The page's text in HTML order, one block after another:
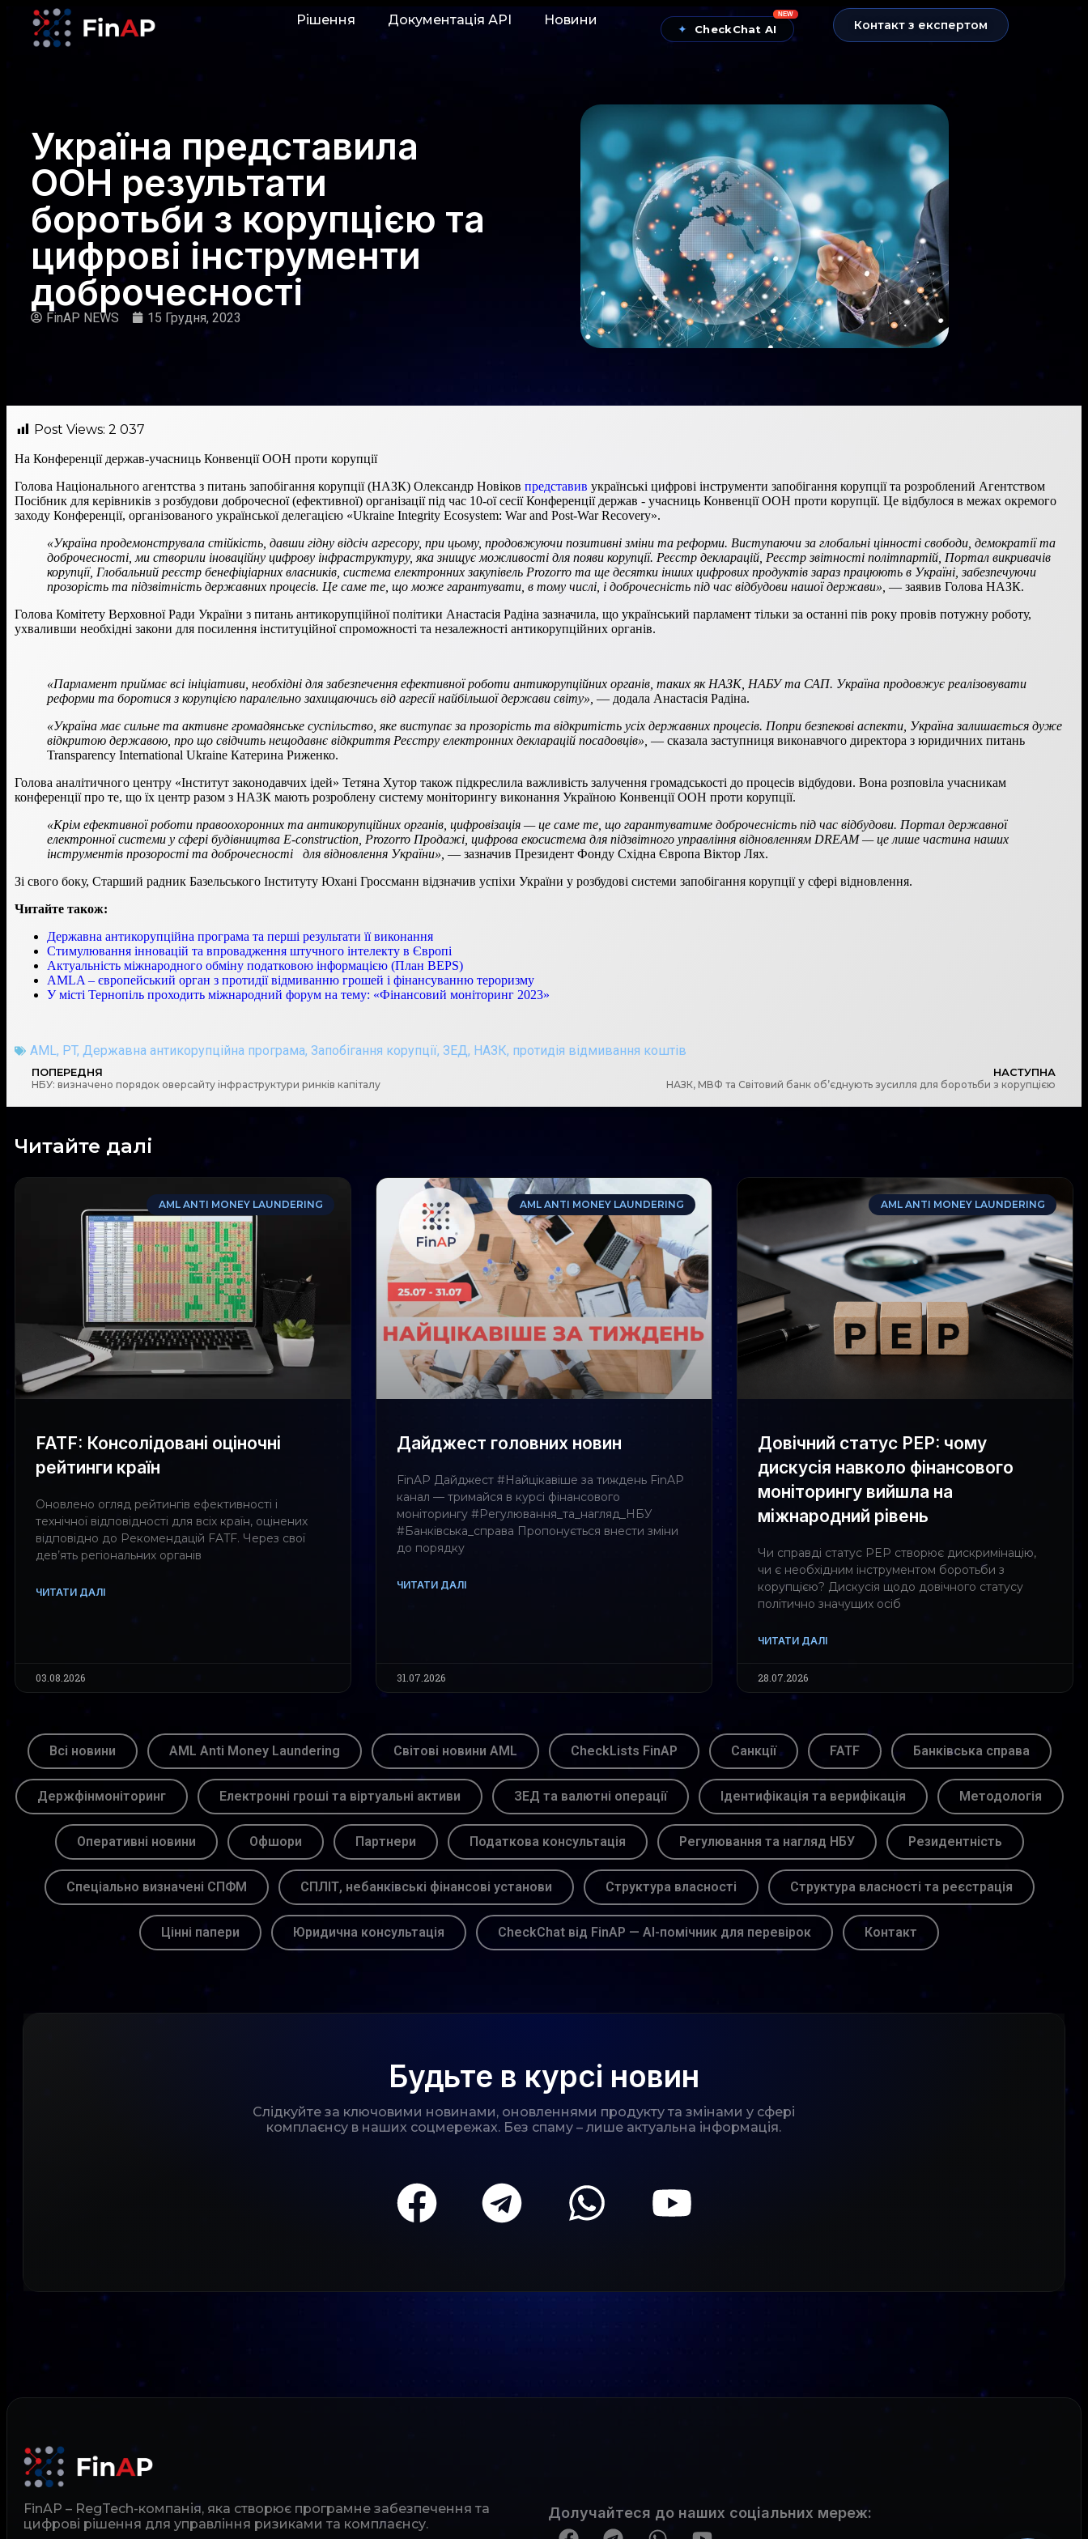
Рішення Документація АРІ Новини
✦ CheckChat AI
NEW
Контакт з експертом
Україна представила
ООН результати
боротьби з корупцією та
цифрові інструменти
доброчесності
FinAP NEWS 15 Грудня, 2023
Post Views: 2 037
На Конференції держав-учасниць Конвенції ООН проти корупції
Голова Національного агентства з питань запобігання корупції (НАЗК) Олександр Новіков представив українські цифрові інструменти запобігання корупції та розроблений Агентством
Посібник для керівників з розбудови доброчесної (ефективної) організації під час 10-ої сесії Конференції держав - учасниць Конвенції ООН проти корупції. Це відбулося в межах окремого
заходу Конференції, організованого української делегацією «Ukraine Integrity Ecosystem: War and Post-War Recovery».
«Україна продемонструвала стійкість, давши гідну відсіч агресору, при цьому, продовжуючи позитивні зміни та реформи. Виступаючи за глобальні цінності свободи, демократії та
доброчесності, ми створили іноваційну цифрову інфраструктуру, яка знищує можливості для появи корупції. Реєстр декларацій, Реєстр звітності політпартій, Портал викривачів
корупції, Глобальний реєстр бенефіціарних власників, система електронних закупівель Prozorro та ще десятки інших цифрових продуктів зараз працюють в Україні, забезпечуючи
прозорість та підзвітність державних процесів. Це саме те, що може гарантувати, в тому числі, і доброчесність під час відбудови нашої держави», — заявив Голова НАЗК.
Голова Комітету Верховної Ради України з питань антикорупційної політики Анастасія Радіна зазначила, що український парламент тільки за останні пів року провів потужну роботу,
ухваливши необхідні закони для посилення інституційної спроможності та незалежності антикорупційних органів.
«Парламент приймає всі ініціативи, необхідні для забезпечення ефективної роботи антикорупційних органів, таких як НАЗК, НАБУ та САП. Україна продовжує реалізовувати
реформи та боротися з корупцією паралельно захищаючись від агресії найбільшої держави світу», — додала Анастасія Радіна.
«Україна має сильне та активне громадянське суспільство, яке виступає за прозорість та відкритість усіх державних процесів. Попри безпекові аспекти, Україна залишається дуже
відкритою державою, про що свідчить нещодавнє відкриття Реєстру електронних декларацій посадовців», — сказала заступниця виконавчого директора з юридичних питань
Transparency International Ukraine Катерина Риженко.
Голова аналітичного центру «Інститут законодавчих ідей» Тетяна Хутор також підкреслила важливість залучення громадськості до процесів відбудови. Вона розповіла учасникам
конференції про те, що їх центр разом з НАЗК мають розроблену систему моніторингу виконання Україною Конвенції ООН проти корупції.
«Крім ефективної роботи правоохоронних та антикорупційних органів, цифровізація — це саме те, що гарантуватиме доброчесність під час відбудови. Портал державної
електронної системи у сфері будівництва E-construction, Prozorro Продажі, цифрова екосистема для підзвітного управління відновленням DREAM — це лише частина наших
інструментів прозорості та доброчесності для відновлення України», — зазначив Президент Фонду Східна Європа Віктор Лях.
Зі свого боку, Старший радник Базельського Інституту Юхані Гроссманн відзначив успіхи України у розбудові системи запобігання корупції у сфері відновлення.
Читайте також:
Державна антикорупційна програма та перші результати її виконання
Стимулювання інновацій та впровадження штучного інтелекту в Європі
Актуальність міжнародного обміну податковою інформацією (План BEPS)
AMLA – європейський орган з протидії відмиванню грошей і фінансуванню тероризму
У місті Тернопіль проходить міжнародний форум на тему: «Фінансовий моніторинг 2023»
AML, PT, Державна антикорупційна програма, Запобігання корупції, ЗЕД, НАЗК, протидія відмивання коштів
ПОПЕРЕДНЯ
НБУ: визначено порядок оверсайту інфраструктури ринків капіталу
НАСТУПНА
НАЗК, МВФ та Світовий банк об’єднують зусилля для боротьби з корупцією
Читайте далі
AML ANTI MONEY LAUNDERING
FATF: Консолідовані оціночні
рейтинги країн
Оновлено огляд рейтингів ефективності і
технічної відповідності для всіх країн, оцінених
відповідно до Рекомендацій FATF. Через свої
дев’ять регіональних органів
ЧИТАТИ ДАЛІ
03.08.2026
AML ANTI MONEY LAUNDERING
Дайджест головних новин
FinAP Дайджест #Найцікавіше за тиждень FinAP
канал — тримайся в курсі фінансового
моніторингу #Регулювання_та_нагляд_НБУ
#Банківська_справа Пропонується внести зміни
до порядку
ЧИТАТИ ДАЛІ
31.07.2026
AML ANTI MONEY LAUNDERING
Довічний статус PEP: чому
дискусія навколо фінансового
моніторингу вийшла на
міжнародний рівень
Чи справді статус PEP створює дискримінацію,
чи є необхідним інструментом боротьби з
корупцією? Дискусія щодо довічного статусу
політично значущих осіб
ЧИТАТИ ДАЛІ
28.07.2026
Всі новини AML Anti Money Laundering Світові новини AML CheckLists FinAP Санкції FATF Банківська справа
Держфінмоніторинг Електронні гроші та віртуальні активи ЗЕД та валютні операції Ідентифікація та верифікація Методологія
Оперативні новини Офшори Партнери Податкова консультація Регулювання та нагляд НБУ Резидентність
Спеціально визначені СПФМ СПЛІТ, небанківські фінансові установи Структура власності Структура власності та реєстрація
Цінні папери Юридична консультація CheckChat від FinAP — AI-помічник для перевірок Контакт
Будьте в курсі новин
Слідкуйте за ключовими новинами, оновленнями продукту та змінами у сфері
комплаєнсу в наших соцмережах. Без спаму – лише актуальна інформація.
FinAP – RegTech-компанія, яка створює програмне забезпечення та
цифрові рішення для управління ризиками та комплаєнсу.
Долучайтеся до наших соціальних мереж: